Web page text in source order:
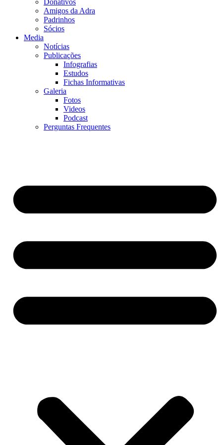
Donativos
Amigos da Adra
Padrinhos
Sócios
Media
Notícias
Publicações
Infografias
Estudos
Fichas Informativas
Galeria
Fotos
Videos
Podcast
Perguntas Frequentes